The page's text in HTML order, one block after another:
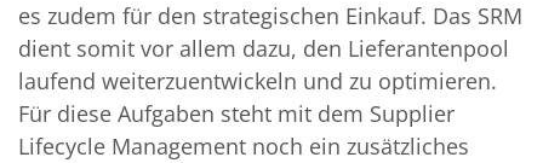
es zudem für den strategischen Einkauf. Das SRM
dient somit vor allem dazu, den Lieferantenpool
laufend weiterzuentwickeln und zu optimieren.
Für diese Aufgaben steht mit dem Supplier
Lifecycle Management noch ein zusätzliches